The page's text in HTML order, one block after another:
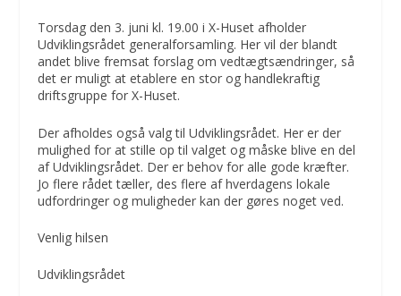
Torsdag den 3. juni kl. 19.00 i X-Huset afholder
Udviklingsrådet generalforsamling. Her vil der blandt
andet blive fremsat forslag om vedtægtsændringer, så
det er muligt at etablere en stor og handlekraftig
driftsgruppe for X-Huset.
Der afholdes også valg til Udviklingsrådet. Her er der
mulighed for at stille op til valget og måske blive en del
af Udviklingsrådet. Der er behov for alle gode kræfter.
Jo flere rådet tæller, des flere af hverdagens lokale
udfordringer og muligheder kan der gøres noget ved.
Venlig hilsen
Udviklingsrådet